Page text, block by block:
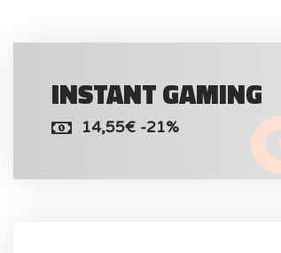
INSTANT GAMING
14,55€ -21%